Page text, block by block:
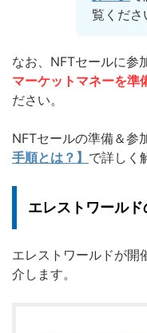
覧くださ
なお、NFTセールに参
マーケットマネーを準
ださい。
NFTセールの準備＆参
手順とは？】 で詳しく
エレストワール
エレストワールドが開
介します。